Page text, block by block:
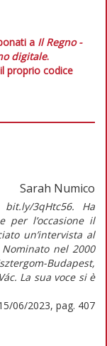
a Il Regno -
digitale.
proprio codice
Sarah Numico
bit.ly/3qHtc56. Ha
per l’occasione il
un’intervista al
nel 2000
Budapest,
La sua voce si è
06/2023, pag. 407